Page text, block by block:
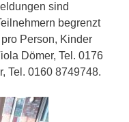
sind
begrenzt
Person, Kinder
Dömer, Tel. 0176
Tel. 0160 8749748.